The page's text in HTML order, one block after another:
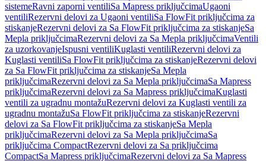
sistemeRavni zaporni ventiliSa Mapress priključcimaUgaoni
ventiliRezervni delovi za Ugaoni ventiliSa FlowFit priključcima za
stiskanjeRezervni delovi za Sa FlowFit priključcima za stiskanjeSa
Mepla priključcimaRezervni delovi za Sa Mepla priključcimaVentili
za uzorkovanjeIspusni ventiliKuglasti ventiliRezervni delovi za
Kuglasti ventiliSa FlowFit priključcima za stiskanjeRezervni delovi
za Sa FlowFit priključcima za stiskanjeSa Mepla
priključcimaRezervni delovi za Sa Mepla priključcimaSa Mapress
priključcimaRezervni delovi za Sa Mapress priključcimaKuglasti
ventili za ugradnu montažuRezervni delovi za Kuglasti ventili za
ugradnu montažuSa FlowFit priključcima za stiskanjeRezervni
delovi za Sa FlowFit priključcima za stiskanjeSa Mepla
priključcimaRezervni delovi za Sa Mepla priključcimaSa
priključcima CompactRezervni delovi za Sa priključcima
CompactSa Mapress priključcimaRezervni delovi za Sa Mapress